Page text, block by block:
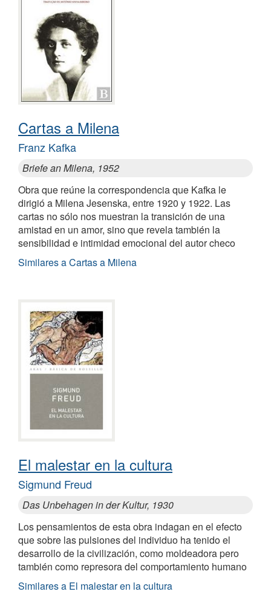
Cartas a Milena
Franz Kafka
Briefe an Milena, 1952
Obra que reúne la correspondencia que Kafka le
dirigió a Milena Jesenska, entre 1920 y 1922. Las
cartas no sólo nos muestran la transición de una
amistad en un amor, sino que revela también la
sensibilidad e intimidad emocional del autor checo
Similares a Cartas a Milena
El malestar en la cultura
Sigmund Freud
Das Unbehagen in der Kultur, 1930
Los pensamientos de esta obra indagan en el efecto
que sobre las pulsiones del individuo ha tenido el
desarrollo de la civilización, como moldeadora pero
también como represora del comportamiento humano
Similares a El malestar en la cultura